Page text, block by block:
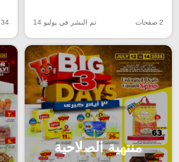
2 صفحات تم النشر في يوليو 14 34 صفحات
منتهية الصلاحية